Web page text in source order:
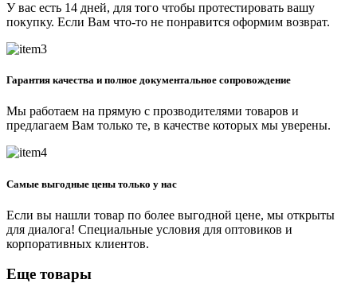
У вас есть 14 дней, для того чтобы протестировать вашу
покупку. Если Вам что-то не понравится оформим возврат.
Гарантия качества и полное документальное сопровождение
Мы работаем на прямую с прозводителями товаров и
предлагаем Вам только те, в качестве которых мы уверены.
Самые выгодные цены только у нас
Если вы нашли товар по более выгодной цене, мы открыты
для диалога! Специальные условия для оптовиков и
корпоративных клиентов.
Еще товары